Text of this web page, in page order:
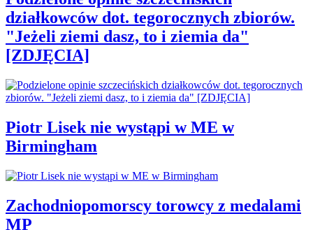
działkowców dot. tegorocznych zbiorów.
"Jeżeli ziemi dasz, to i ziemia da"
[ZDJĘCIA]
Piotr Lisek nie wystąpi w ME w
Birmingham
Zachodniopomorscy torowcy z medalami
MP